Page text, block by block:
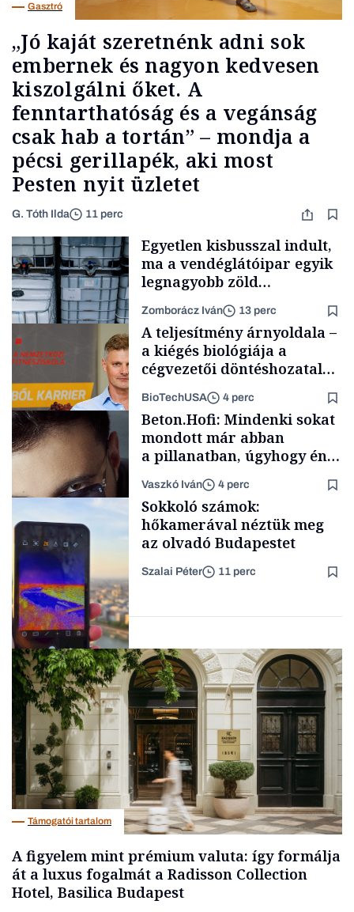
Gasztró
„Jó kaját szeretnénk adni sok
embernek és nagyon kedvesen
kiszolgálni őket. A
fenntarthatóság és a vegánság
csak hab a tortán” – mondja a
pécsi gerillapék, aki most
Pesten nyit üzletet
G. Tóth Ilda 11 perc
Forbes-sztori
Egyetlen kisbusszal indult,
ma a vendéglátóipar egyik
legnagyobb zöld
is beszállt
Zomborácz Iván 13 perc
Content Lab HUB
A teljesítmény árnyoldala –
a kiégés biológiája a
cégvezetői döntéshozatal
BioTechUSA 4 perc
Forbes-sztori
Beton.Hofi: Mindenki sokat
mondott már abban
a pillanatban, úgyhogy én
gondolataimat akartam
kimondani
Vaszkó Iván 4 perc
Tech
Sokkoló számok:
hőkamerával néztük meg
az olvadó Budapestet
Szalai Péter 11 perc
Támogatói tartalom
A figyelem mint prémium valuta: így formálja
át a luxus fogalmát a Radisson Collection
Hotel, Basilica Budapest